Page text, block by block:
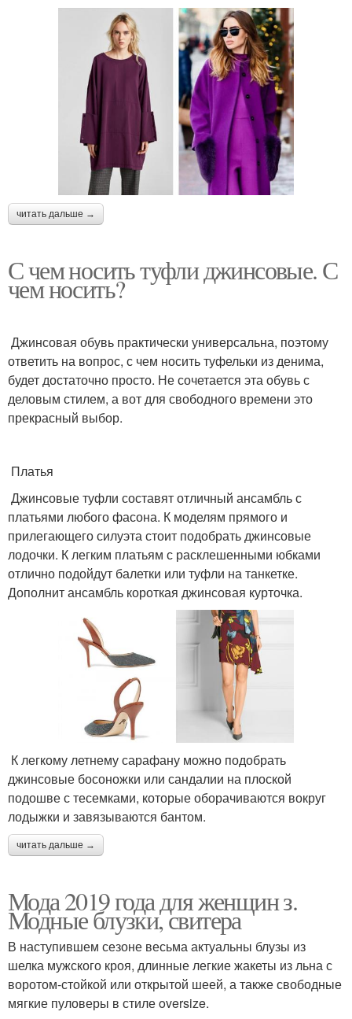
читать дальше →
С чем носить туфли джинсовые. С
чем носить?
Джинсовая обувь практически универсальна, поэтому
ответить на вопрос, с чем носить туфельки из денима,
будет достаточно просто. Не сочетается эта обувь с
деловым стилем, а вот для свободного времени это
прекрасный выбор.
Платья
Джинсовые туфли составят отличный ансамбль с
платьями любого фасона. К моделям прямого и
прилегающего силуэта стоит подобрать джинсовые
лодочки. К легким платьям с расклешенными юбками
отлично подойдут балетки или туфли на танкетке.
Дополнит ансамбль короткая джинсовая курточка.
К легкому летнему сарафану можно подобрать
джинсовые босоножки или сандалии на плоской
подошве с тесемками, которые оборачиваются вокруг
лодыжки и завязываются бантом.
читать дальше →
Мода 2019 года для женщин з.
Модные блузки, свитера
В наступившем сезоне весьма актуальны блузы из
шелка мужского кроя, длинные легкие жакеты из льна с
воротом-стойкой или открытой шеей, а также свободные
мягкие пуловеры в стиле oversize.